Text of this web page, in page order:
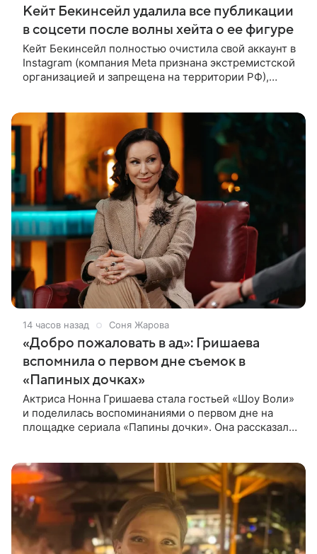
Кейт Бекинсейл удалила все публикации
в соцсети после волны хейта о ее фигуре
Кейт Бекинсейл полностью очистила свой аккаунт в
Instagram (компания Meta признана экстремистской
организацией и запрещена на территории РФ),
14 часов назад Соня Жарова
«Добро пожаловать в ад»: Гришаева
вспомнила о первом дне съемок в
«Папиных дочках»
Актриса Нонна Гришаева стала гостьей «Шоу Воли»
и поделилась воспоминаниями о первом дне на
площадке сериала «Папины дочки». Она рассказала,